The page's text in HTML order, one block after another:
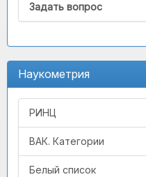
Задать вопрос
Наукометрия
РИНЦ
ВАК. Категории
Белый список